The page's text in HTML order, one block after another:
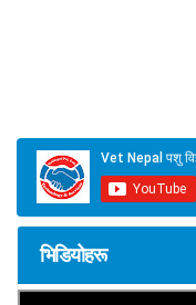
भिडियोहरू